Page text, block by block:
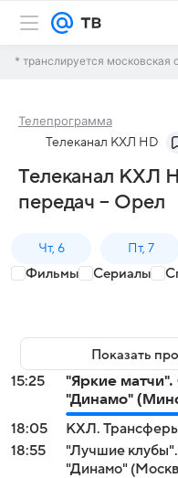
* транслируется московская
Телепрограмма
Телеканал КХЛ HD
Телеканал КХЛ
передач – Орел
Чт, 6 Пт, 7
Фильмы Сериалы
Показать
15:25
"Яркие
"Динамо"
18:05
КХЛ.
18:55
"Лучшие
"Динамо"